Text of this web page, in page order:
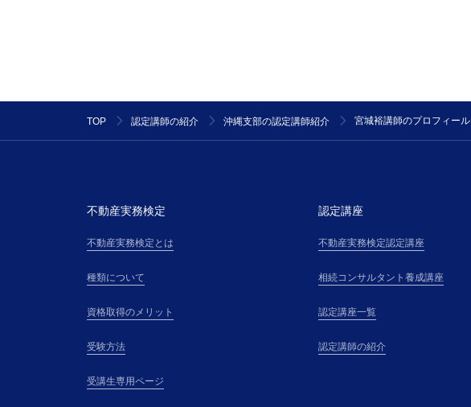
TOP 認定講師の紹介 沖縄支部の認定講師紹介 宮城裕講師のプロフィール
不動産実務検定
不動産実務検定とは
種類について
資格取得のメリット
受験方法
受講生専用ページ
認定講座
不動産実務検定認定講座
相続コンサルタント養成講座
認定講座一覧
認定講師の紹介